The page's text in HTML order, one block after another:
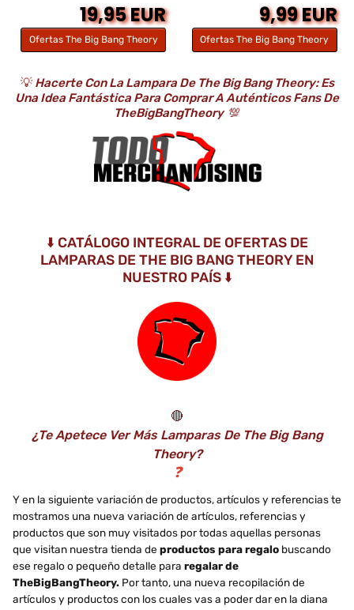
19,95 EUR
Ofertas The Big Bang Theory
9,99 EUR
Ofertas The Big Bang Theory
💡Hacerte Con La Lampara De The Big Bang Theory: Es
Una Idea Fantástica Para Comprar A Auténticos Fans De
TheBigBangTheory 💯
⬇️ CATÁLOGO INTEGRAL DE OFERTAS DE
LAMPARAS DE THE BIG BANG THEORY EN
NUESTRO PAÍS ⬇️
🔴
¿Te Apetece Ver Más Lamparas De The Big Bang
Theory?
❓
Y en la siguiente variación de productos, artículos y referencias te
mostramos una nueva variación de artículos, referencias y
productos que son muy visitados por todas aquellas personas
que visitan nuestra tienda de productos para regalo buscando
ese regalo o pequeño detalle para regalar de
TheBigBangTheory. Por tanto, una nueva recopilación de
artículos y productos con los cuales vas a poder dar en la diana